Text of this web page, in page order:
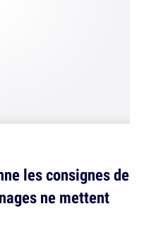
les consignes de
ne mettent